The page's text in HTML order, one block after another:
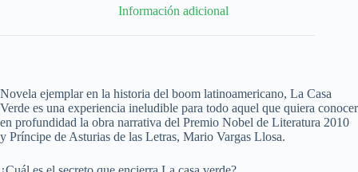
Información adicional
Novela ejemplar en la historia del boom latinoamericano, La Casa
Verde es una experiencia ineludible para todo aquel que quiera conocer
en profundidad la obra narrativa del Premio Nobel de Literatura 2010
y Príncipe de Asturias de las Letras, Mario Vargas Llosa.